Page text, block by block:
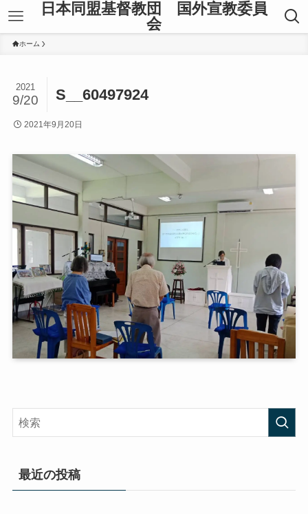
日本同盟基督教団 国外宣教委員
会
ホーム
S__60497924
2021
9/20
2021年9月20日
最近の投稿